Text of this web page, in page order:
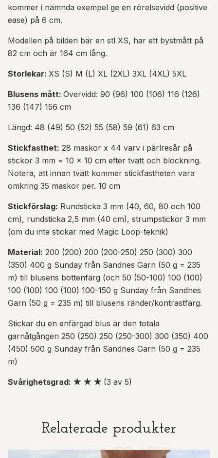
kommer i nämnda exempel ge en rörelsevidd (positive
ease) på 6 cm.
Modellen på bilden bär en stl XS, har ett bystmått på
82 cm och är 164 cm lång.
Storlekar: XS (S) M (L) XL (2XL) 3XL (4XL) 5XL
Blusens mått: Övervidd: 90 (96) 100 (106) 116 (126)
136 (147) 156 cm
Längd: 48 (49) 50 (52) 55 (58) 59 (61) 63 cm
Stickfasthet: 28 maskor x 44 varv i pärlresår på
stickor 3 mm = 10 x 10 cm efter tvätt och blockning.
Notera, att innan tvätt kommer stickfastheten vara
omkring 35 maskor per. 10 cm
Stickförslag: Rundsticka 3 mm (40, 60, 80 och 100
cm), rundsticka 2,5 mm (40 cm), strumpstickor 3 mm
(om du inte stickar med Magic Loop-teknik)
Material: 200 (200) 200 (200-250) 250 (300) 300
(350) 400 g Sunday från Sandnes Garn (50 g = 235
m) till blusens bottenfärg (och 50 (50-100) 100 (100)
100 (100) 100 (100) 100-150 g Sunday från Sandnes
Garn (50 g = 235 m) till blusens ränder/kontrastfärg.
Stickar du en enfärgad blus är den totala
garnåtgången 250 (250) 250 (250-300) 300 (350) 400
(450) 500 g Sunday från Sandnes Garn (50 g = 235
m)
Svårighetsgrad: ★ ★ ★ (3 av 5)
Relaterade produkter